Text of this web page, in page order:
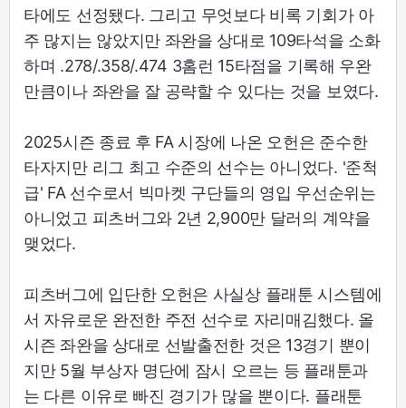
타에도 선정됐다. 그리고 무엇보다 비록 기회가 아
주 많지는 않았지만 좌완을 상대로 109타석을 소화
하며 .278/.358/.474 3홈런 15타점을 기록해 우완
만큼이나 좌완을 잘 공략할 수 있다는 것을 보였다.
2025시즌 종료 후 FA 시장에 나온 오헌은 준수한
타자지만 리그 최고 수준의 선수는 아니었다. '준척
급' FA 선수로서 빅마켓 구단들의 영입 우선순위는
아니었고 피츠버그와 2년 2,900만 달러의 계약을
맺었다.
피츠버그에 입단한 오헌은 사실상 플래툰 시스템에
서 자유로운 완전한 주전 선수로 자리매김했다. 올
시즌 좌완을 상대로 선발출전한 것은 13경기 뿐이
지만 5월 부상자 명단에 잠시 오르는 등 플래툰과
는 다른 이유로 빠진 경기가 많을 뿐이다. 플래툰